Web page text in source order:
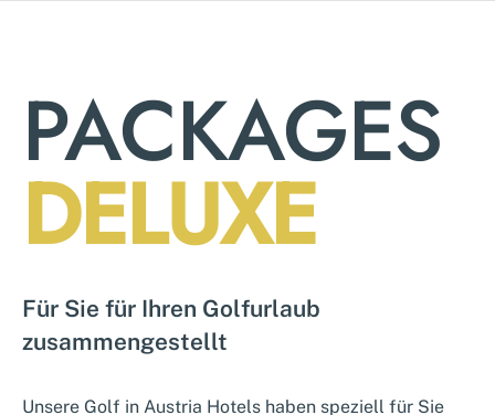
PACKAGES
DELUXE
Für Sie für Ihren Golfurlaub
zusammengestellt
Unsere Golf in Austria Hotels haben speziell für Sie